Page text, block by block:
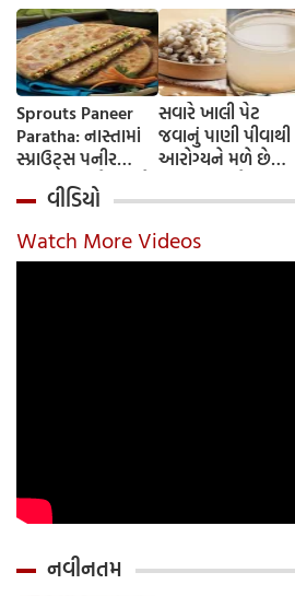
Sprouts Paneer
Paratha: નાસ્તામાં
સ્પ્રાઉટ્સ પનીર
પરાઠા બનાવો, તમને
પ્રોટીનનો ડબલ ડોઝ
મળશે
સવારે ખાલી પેટ
જવાનું પાણી પીવાથી
આરોગ્યને મળે છે
જાણીએ તેના ફાયદા
અને ઉપયોગ કરવાની
યોગ્ય રીત
વીડિયો
Watch More Videos
નવીનતમ